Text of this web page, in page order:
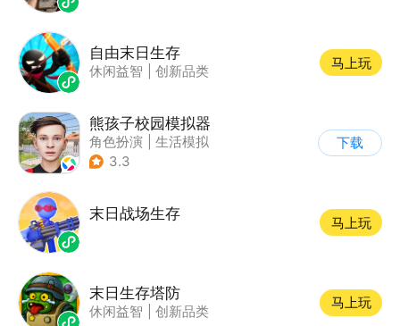
自由末日生存
休闲益智 创新品类
马上玩
熊孩子校园模拟器
角色扮演
生活模拟
| 写实
3.3
下载
末日战场生存
马上玩
末日生存塔防
休闲益智 创新品类
马上玩